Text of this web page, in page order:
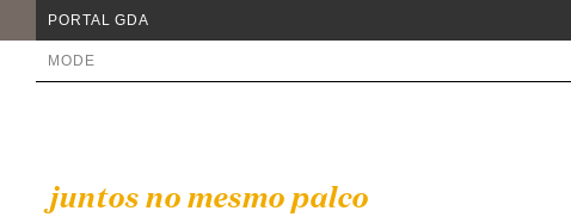
PORTAL GDA
juntos no mesmo palco
MODE